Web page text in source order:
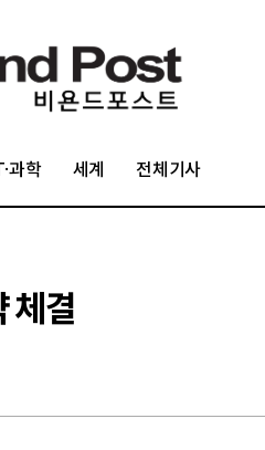
과학 세계 전체기사
체결